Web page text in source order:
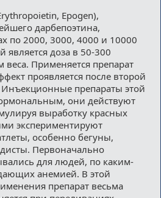
Epogen),
дарбепоэтина,
по 2000, 3000, 4000 и 10000
доза в 50-300
Применяется препарат
проявляется после второй
препараты этой
они действуют
выработку красных
экспериментируют
особенно бегуны,
Первоначально
для людей, по каким-
анемией. В этой
препарат весьма